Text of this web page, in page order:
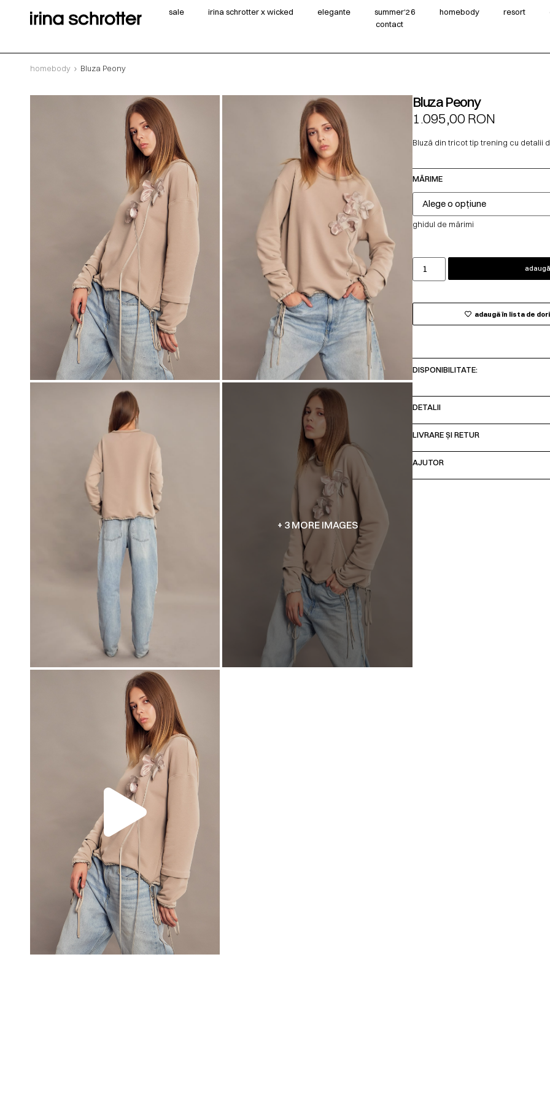
sale irina schrotter x wicked elegante summer‘26 homebody resort
contact
homebody Bluza Peony
+ 3 MORE IMAGES
00:00
Bluza Peony
1.095,00RON
Bluză din tricot tip trening cu detalii
MĂRIME
ghidul de mărimi
adaugă în lista de
DISPONIBILITATE:
DETALII
LIVRARE ȘI RETUR
AJUTOR